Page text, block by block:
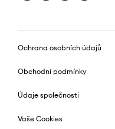
Ochrana osobních údajů
Obchodní podmínky
Údaje společnosti
Vaše Cookies